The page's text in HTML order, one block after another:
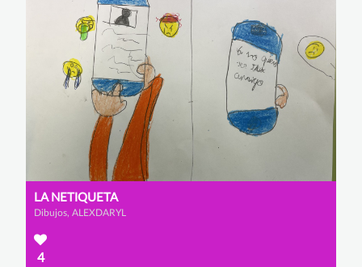
LA NETIQUETA
Dibujos, ALEXDARYL
4